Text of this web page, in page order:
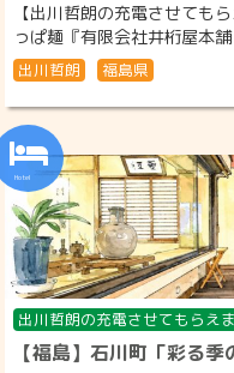
【出川哲朗の充電させても
っぱ麺『有限会社井桁屋本
出川哲朗 福島県
出川哲朗の充電させてもらえ
【福島】石川町「彩る季